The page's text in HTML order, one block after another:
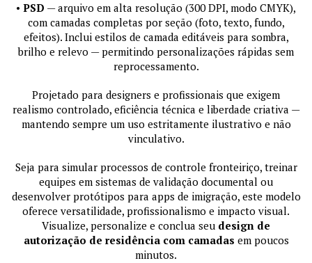
• PSD — arquivo em alta resolução (300 DPI, modo CMYK),
com camadas completas por seção (foto, texto, fundo,
efeitos). Inclui estilos de camada editáveis para sombra,
brilho e relevo — permitindo personalizações rápidas sem
reprocessamento.
Projetado para designers e profissionais que exigem
realismo controlado, eficiência técnica e liberdade criativa —
mantendo sempre um uso estritamente ilustrativo e não
vinculativo.
Seja para simular processos de controle fronteiriço, treinar
equipes em sistemas de validação documental ou
desenvolver protótipos para apps de imigração, este modelo
oferece versatilidade, profissionalismo e impacto visual.
Visualize, personalize e conclua seu design de
autorização de residência com camadas em poucos
minutos.